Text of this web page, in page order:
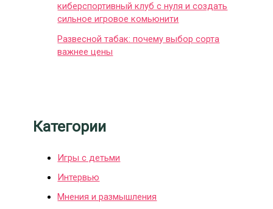
киберспортивный клуб с нуля и создать
сильное игровое комьюнити
Развесной табак: почему выбор сорта
важнее цены
Категории
Игры с детьми
Интервью
Мнения и размышления